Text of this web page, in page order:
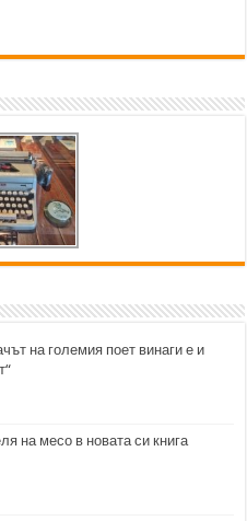
на големия поет винаги е и
на месо в новата си книга